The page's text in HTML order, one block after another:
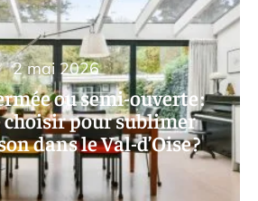
ou semi-ouverte :
choisir pour sublimer
dans le Val-d’Oise ?
2 mai 2026